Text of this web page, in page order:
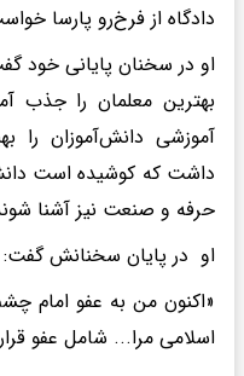
دادگاه از فرخ‌رو پارسا
او در سخنان پایانی خود
بهترین معلمان را جذب
آموزشی دانش‌آموزان را
داشت که کوشیده است
حرفه و صنعت نیز آشنا
او در پایان سخنانش گفت:
«اکنون من به عفو امام
اسلامی مرا... شامل عفو